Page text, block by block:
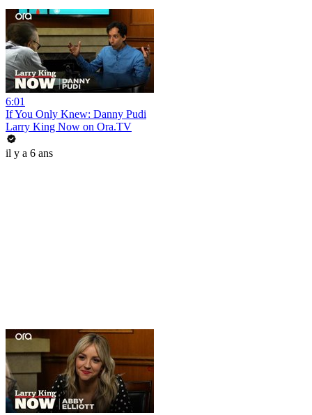
6:01
If You Only Knew: Danny Pudi
Larry King Now on Ora.TV
il y a 6 ans